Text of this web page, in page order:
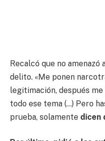
Recalcó que no
delito. «Me ponen
legitimación, después
todo ese tema (…) Pero
prueba, solamente dicen